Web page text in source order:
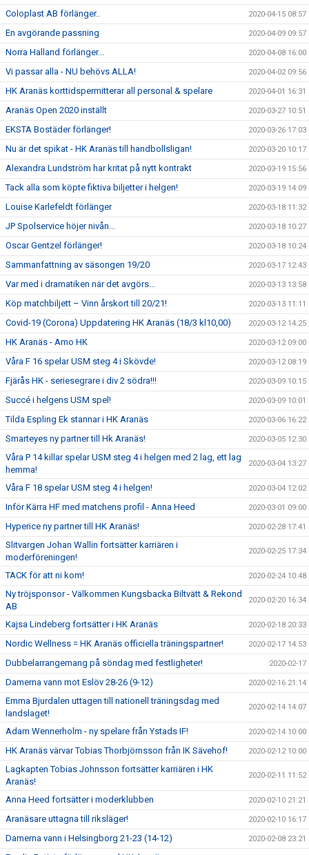
Coloplast AB förlänger.. 2020-04-15 08:57
En avgörande passning 2020-04-09 09:57
Norra Halland förlänger... 2020-04-08 16:00
Vi passar alla - NU behövs ALLA! 2020-04-02 09:56
HK Aranäs korttidspermitterar all personal & spelare 2020-04-01 16:31
Aranäs Open 2020 inställt 2020-03-27 10:51
EKSTA Bostäder förlänger! 2020-03-26 17:03
Nu är det spikat - HK Aranäs till handbollsligan! 2020-03-20 10:17
Alexandra Lundström har kritat på nytt kontrakt 2020-03-19 15:56
Tack alla som köpte fiktiva biljetter i helgen! 2020-03-19 14:09
Louise Karlefeldt förlänger 2020-03-18 11:32
JP Spolservice höjer nivån... 2020-03-18 10:27
Oscar Gentzel förlänger! 2020-03-18 10:24
Sammanfattning av säsongen 19/20 2020-03-17 12:43
Var med i dramatiken när det avgörs... 2020-03-13 13:58
Köp matchbiljett – Vinn årskort till 20/21! 2020-03-13 11:11
Covid-19 (Corona) Uppdatering HK Aranäs (18/3 kl10,00) 2020-03-12 14:25
HK Aranäs - Amo HK 2020-03-12 09:00
Våra F 16 spelar USM steg 4 i Skövde! 2020-03-12 08:19
Fjärås HK - seriesegrare i div 2 södra!!! 2020-03-09 10:15
Succé i helgens USM spel! 2020-03-09 10:01
Tilda Espling Ek stannar i HK Aranäs 2020-03-06 16:22
Smarteyes ny partner till Hk Aranäs! 2020-03-05 12:30
Våra P 14 killar spelar USM steg 4 i helgen med 2 lag, ett lag
hemma!
2020-03-04 13:27
Våra F 18 spelar USM steg 4 i helgen! 2020-03-04 12:02
Inför Kärra HF med matchens profil - Anna Heed 2020-03-01 09:00
Hyperice ny partner till HK Aranäs! 2020-02-28 17:41
Slitvargen Johan Wallin fortsätter karriären i
moderföreningen!
2020-02-25 17:34
TACK för att ni kom! 2020-02-24 10:48
Ny tröjsponsor - Välkommen Kungsbacka Biltvätt & Rekond
AB
2020-02-20 16:34
Kajsa Lindeberg fortsätter i HK Aranäs 2020-02-18 20:33
Nordic Wellness = HK Aranäs officiella träningspartner! 2020-02-17 14:53
Dubbelarrangemang på söndag med festligheter! 2020-02-17
Damerna vann mot Eslöv 28-26 (9-12) 2020-02-16 21:14
Emma Bjurdalen uttagen till nationell träningsdag med
landslaget!
2020-02-14 14:07
Adam Wennerholm - ny spelare från Ystads IF! 2020-02-14 10:00
HK Aranäs värvar Tobias Thorbjörnsson från IK Sävehof! 2020-02-12 10:00
Lagkapten Tobias Johnsson fortsätter karriären i HK
Aranäs!
2020-02-11 11:52
Anna Heed fortsätter i moderklubben 2020-02-10 21:21
Aranäsare uttagna till riksläger! 2020-02-10 16:17
Damerna vann i Helsingborg 21-23 (14-12) 2020-02-08 23:21